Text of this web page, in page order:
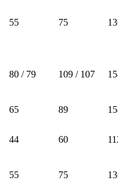
55 75
80 / 79 109 / 107
65 89
44 60
55 75